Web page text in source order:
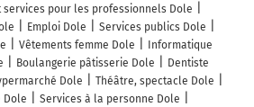
services pour les professionnels Dole
Emploi Dole
Services publics Dole
Vêtements femme Dole
Informatique
Boulangerie pâtisserie Dole
Dentiste
Dole
Théâtre, spectacle Dole
Dole
Services à la personne Dole